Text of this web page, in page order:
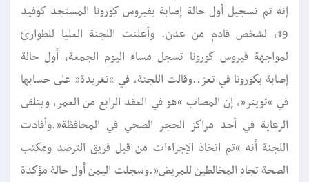
إنه تم تسجيل أول حالة إصابة بفيروس كورونا المستجد كوفيد
19، لشخص قادم من عدن. وأعلنت اللجنة العليا للطوارئ
لمواجهة فيروس كورونا تسجل مساء اليوم الجمعة، أول حالة
إصابة بكورونا في تعز..وقالت اللجنة، في “تغريدة” على حسابها
في “تويتر”، إن المصاب “هو في العقد الرابع من العمر، ويتلقى
الرعاية في أحد مراكز الحجر الصحي في المحافظة”.وأفادت
اللجنة أنه “تم اتخاذ الإجراءات من قبل فريق الترصد ومكتب
الصحة تجاه المخالطين للمريض”.وسجلت اليمن أول حالة مؤكدة